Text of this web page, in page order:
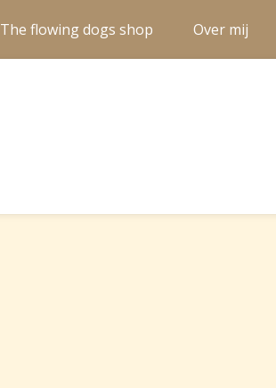
The flowing dogs shop Over mij